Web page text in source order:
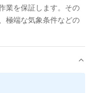
業を保証します。その
極端な気象条件などの